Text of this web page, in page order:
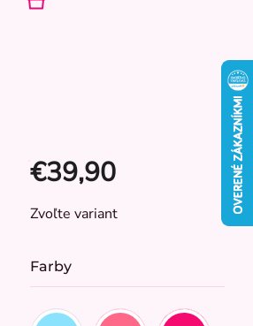
NÁKUPNÝ
€39,90
Jednotková
Zvoľte variant
Farby